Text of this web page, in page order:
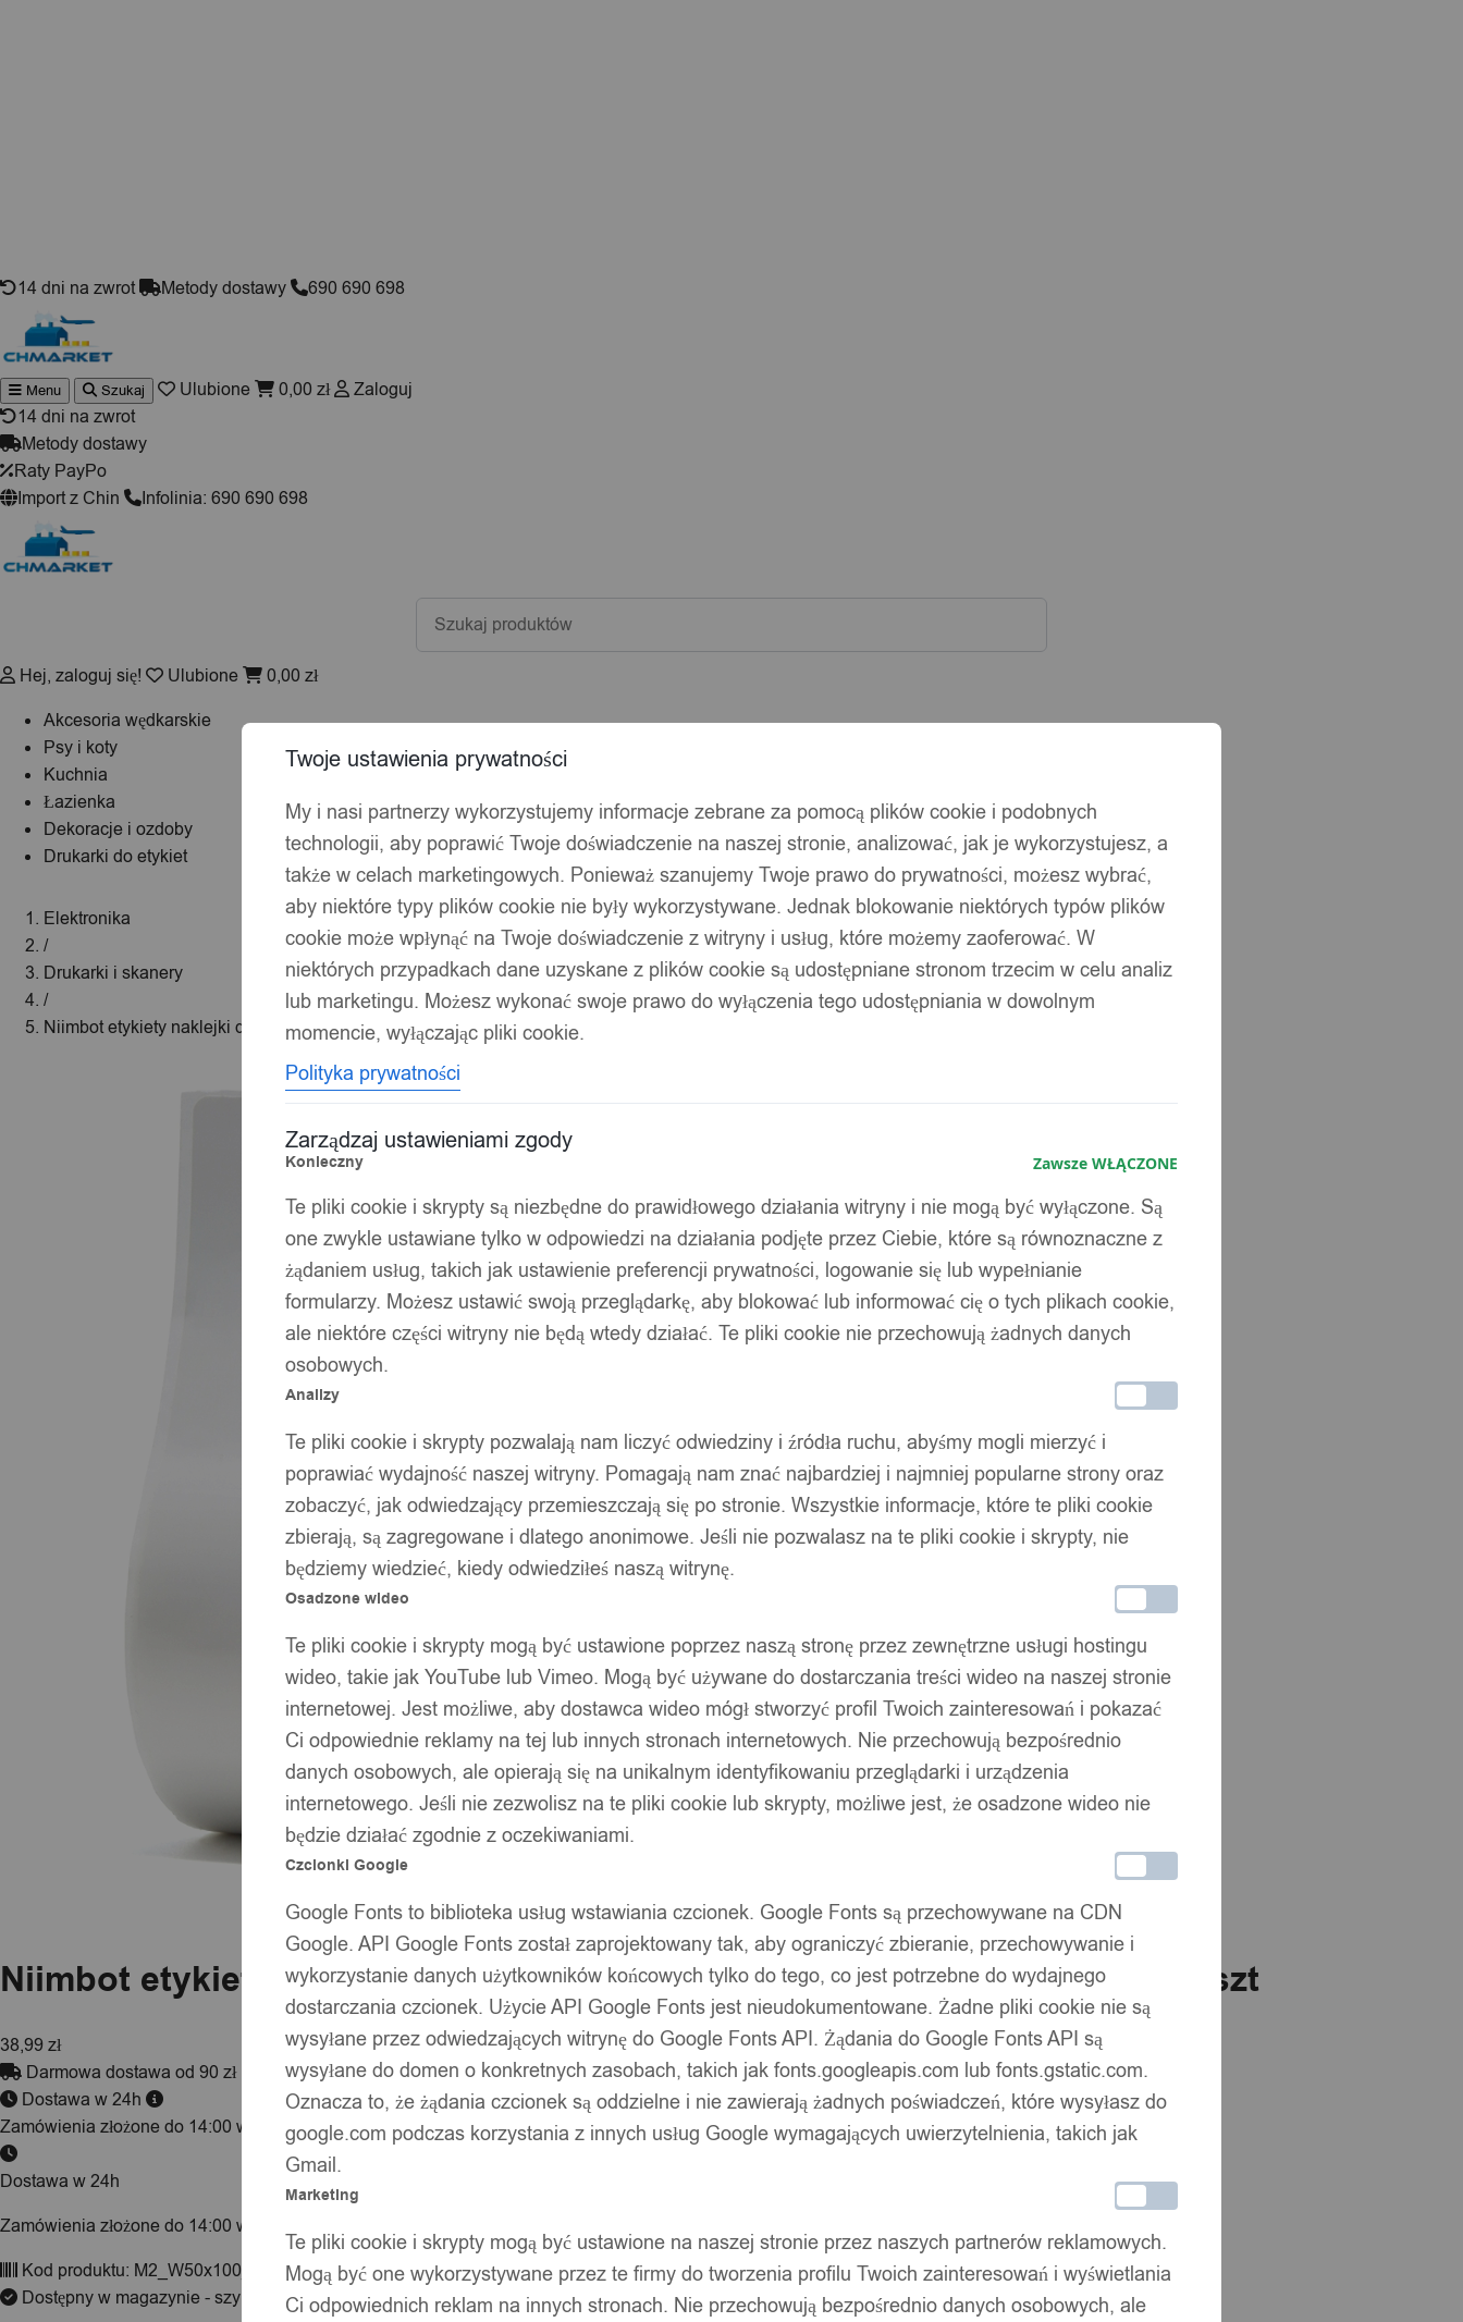
14 dni na zwrot Metody dostawy 690 690 698
Menu Szukaj Ulubione 0,00 zł
Zaloguj
14 dni na zwrot
Metody dostawy
Raty PayPo
Import z Chin
Infolinia: 690 690 698
Wyszukiwarka
produktów
Hej, zaloguj się! Ulubione 0,00 zł
Akcesoria wędkarskie
Psy i koty
Kuchnia
Łazienka
Dekoracje i ozdoby
Drukarki do etykiet
Elektronika
/
Drukarki i skanery
/
Niimbot etykiety naklejki do drukarki m2 białe prostokątne 50x100mm 70szt
Niimbot etykiety naklejki do drukarki m2 białe prostokątne 50x100mm 70szt
38,99zł
Darmowa dostawa od 90 zł
Dostawa w 24h
Zamówienia złożone do 14:00 wysyłamy tego samego dnia.
Dostawa w 24h
Zamówienia złożone do 14:00 wysyłamy tego samego dnia.
Kod produktu: M2_W50x100_70x
Dostępny w magazynie - szybka dostawa
Twoje ustawienia prywatności
My i nasi partnerzy wykorzystujemy informacje zebrane za pomocą plików cookie i podobnych
technologii, aby poprawić Twoje doświadczenie na naszej stronie, analizować, jak je wykorzystujesz, a
także w celach marketingowych. Ponieważ szanujemy Twoje prawo do prywatności, możesz wybrać,
aby niektóre typy plików cookie nie były wykorzystywane. Jednak blokowanie niektórych typów plików
cookie może wpłynąć na Twoje doświadczenie z witryny i usług, które możemy zaoferować. W
niektórych przypadkach dane uzyskane z plików cookie są udostępniane stronom trzecim w celu analiz
lub marketingu. Możesz wykonać swoje prawo do wyłączenia tego udostępniania w dowolnym
momencie, wyłączając pliki cookie.
Polityka prywatności
Zarządzaj ustawieniami zgody
Konieczny Zawsze WŁĄCZONE
Te pliki cookie i skrypty są niezbędne do prawidłowego działania witryny i nie mogą być wyłączone. Są
one zwykle ustawiane tylko w odpowiedzi na działania podjęte przez Ciebie, które są równoznaczne z
żądaniem usług, takich jak ustawienie preferencji prywatności, logowanie się lub wypełnianie
formularzy. Możesz ustawić swoją przeglądarkę, aby blokować lub informować cię o tych plikach cookie,
ale niektóre części witryny nie będą wtedy działać. Te pliki cookie nie przechowują żadnych danych
osobowych.
Analizy
Te pliki cookie i skrypty pozwalają nam liczyć odwiedziny i źródła ruchu, abyśmy mogli mierzyć i
poprawiać wydajność naszej witryny. Pomagają nam znać najbardziej i najmniej popularne strony oraz
zobaczyć, jak odwiedzający przemieszczają się po stronie. Wszystkie informacje, które te pliki cookie
zbierają, są zagregowane i dlatego anonimowe. Jeśli nie pozwalasz na te pliki cookie i skrypty, nie
będziemy wiedzieć, kiedy odwiedziłeś naszą witrynę.
Osadzone wideo
Te pliki cookie i skrypty mogą być ustawione poprzez naszą stronę przez zewnętrzne usługi hostingu
wideo, takie jak YouTube lub Vimeo. Mogą być używane do dostarczania treści wideo na naszej stronie
internetowej. Jest możliwe, aby dostawca wideo mógł stworzyć profil Twoich zainteresowań i pokazać
Ci odpowiednie reklamy na tej lub innych stronach internetowych. Nie przechowują bezpośrednio
danych osobowych, ale opierają się na unikalnym identyfikowaniu przeglądarki i urządzenia
internetowego. Jeśli nie zezwolisz na te pliki cookie lub skrypty, możliwe jest, że osadzone wideo nie
będzie działać zgodnie z oczekiwaniami.
Czcionki Google
Google Fonts to biblioteka usług wstawiania czcionek. Google Fonts są przechowywane na CDN
Google. API Google Fonts został zaprojektowany tak, aby ograniczyć zbieranie, przechowywanie i
wykorzystanie danych użytkowników końcowych tylko do tego, co jest potrzebne do wydajnego
dostarczania czcionek. Użycie API Google Fonts jest nieudokumentowane. Żadne pliki cookie nie są
wysyłane przez odwiedzających witrynę do Google Fonts API. Żądania do Google Fonts API są
wysyłane do domen o konkretnych zasobach, takich jak fonts.googleapis.com lub fonts.gstatic.com.
Oznacza to, że żądania czcionek są oddzielne i nie zawierają żadnych poświadczeń, które wysyłasz do
google.com podczas korzystania z innych usług Google wymagających uwierzytelnienia, takich jak
Gmail.
Marketing
Te pliki cookie i skrypty mogą być ustawione na naszej stronie przez naszych partnerów reklamowych.
Mogą być one wykorzystywane przez te firmy do tworzenia profilu Twoich zainteresowań i wyświetlania
Ci odpowiednich reklam na innych stronach. Nie przechowują bezpośrednio danych osobowych, ale